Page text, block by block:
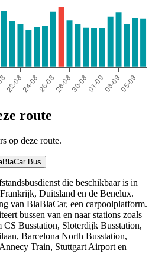
route
op deze route.
Bus
die beschikbaar is in
Duitsland en de Benelux.
van BlaBlaCar, een carpoolplatform.
bussen van en naar stations zoals
CS Busstation, Sloterdijk Busstation,
Barcelona North Busstation,
Train, Stuttgart Airport en